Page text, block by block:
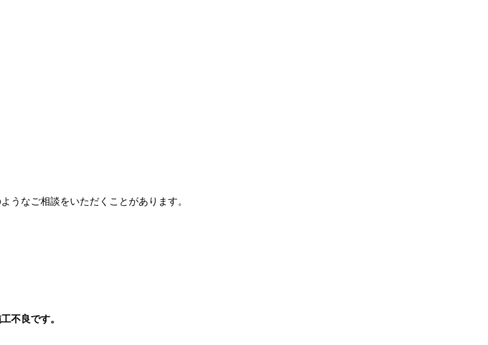
うなご相談をいただくことがあります。
不良です。